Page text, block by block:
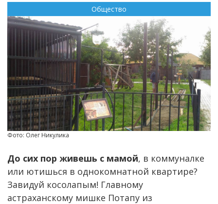
Общество
Фото: Олег Никулика
До сих пор живешь с мамой, в коммуналке
или ютишься в однокомнатной квартире?
Завидуй косолапым! Главному
астраханскому мишке Потапу из